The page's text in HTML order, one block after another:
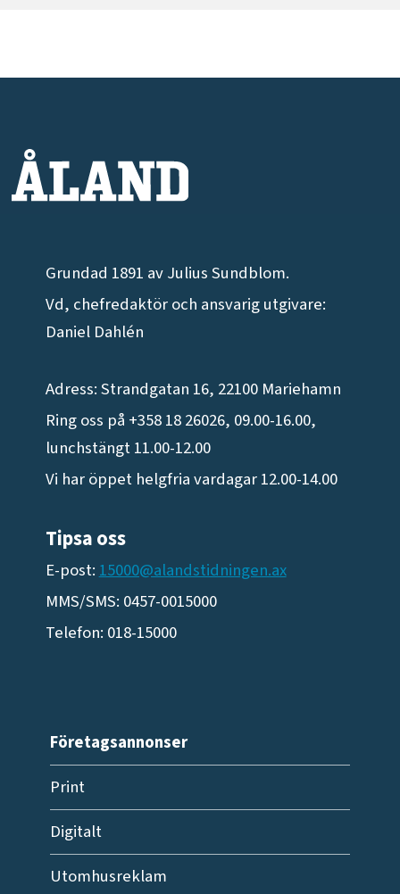
Grundad 1891 av Julius Sundblom.
Vd, chefredaktör och ansvarig utgivare:
Daniel Dahlén
Adress: Strandgatan 16, 22100 Mariehamn
Ring oss på +358 18 26026, 09.00-16.00,
lunchstängt 11.00-12.00
Vi har öppet helgfria vardagar 12.00-14.00
Tipsa oss
E-post:15000@alandstidningen.ax
MMS/SMS: 0457-0015000
Telefon: 018-15000
Företagsannonser
Print
Digitalt
Utomhusreklam